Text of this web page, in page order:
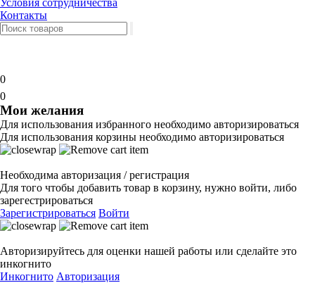
Условия сотрудничества
Контакты
0
0
Мои желания
Для использования избранного необходимо авторизироваться
Для использования корзины необходимо авторизироваться
Необходима авторизация / регистрация
Для того чтобы добавить товар в корзину, нужно войти, либо
зарегестрироваться
Зарегистрироваться Войти
Авторизируйтесь для оценки нашей работы или сделайте это
инкогнито
Инкогнито Авторизация